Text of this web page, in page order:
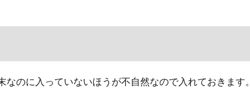
なのに入っていないほうが不自然なので入れておきます。